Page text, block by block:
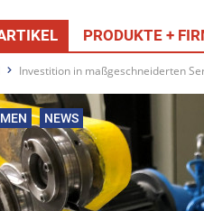
PRODUKTE +
Investition in maßgeschneiderten
NEWS